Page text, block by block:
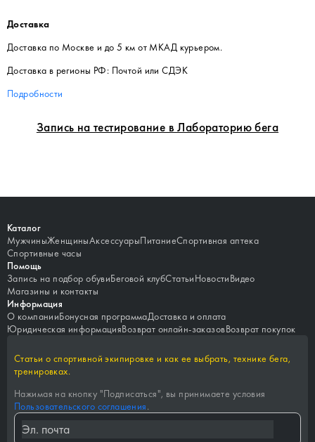
Запись на тестирование в Лабораторию бега
Доставка
Доставка по Москве и до 5 км от МКАД курьером.
Доставка в регионы РФ: Почтой или СДЭК
Подробности
Каталог
МужчиныЖенщиныАксессуарыПитаниеСпортивная аптека
Спортивные часы
Помощь
Запись на подбор обувиБеговой клубСтатьиНовостиВидео
Магазины и контакты
Информация
О компанииБонусная программаДоставка и оплата
Юридическая информацияВозврат онлайн-заказовВозврат покупок
Статьи о спортивной экипировке и как ее выбрать, технике бега,
тренировках.
Нажимая на кнопку "Подписаться", вы принимаете условия
Пользовательского соглашения.